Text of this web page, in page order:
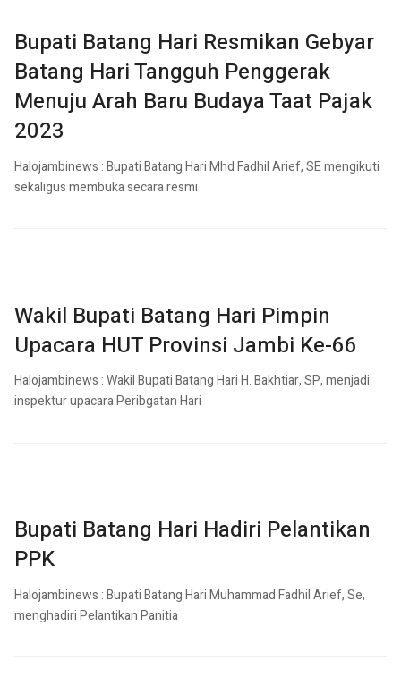
Bupati Batang Hari Resmikan Gebyar
Batang Hari Tangguh Penggerak
Menuju Arah Baru Budaya Taat Pajak
2023
Halojambinews : Bupati Batang Hari Mhd Fadhil Arief, SE mengikuti
sekaligus membuka secara resmi
Wakil Bupati Batang Hari Pimpin
Upacara HUT Provinsi Jambi Ke-66
Halojambinews : Wakil Bupati Batang Hari H. Bakhtiar, SP, menjadi
inspektur upacara Peribgatan Hari
Bupati Batang Hari Hadiri Pelantikan
PPK
Halojambinews : Bupati Batang Hari Muhammad Fadhil Arief, Se,
menghadiri Pelantikan Panitia